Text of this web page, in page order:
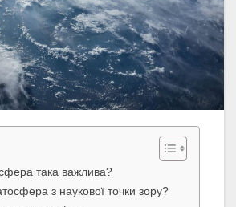
така важлива?
з наукової точки зору?